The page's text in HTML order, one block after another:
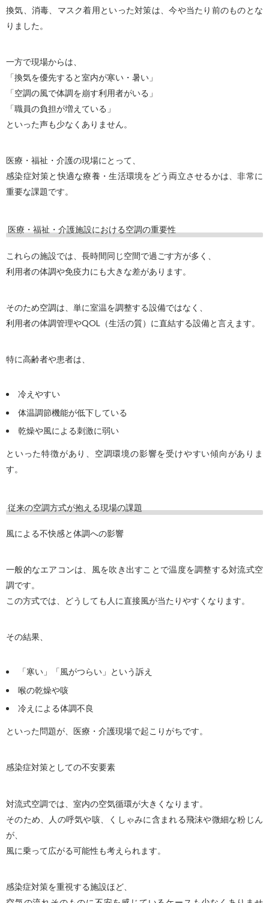
換気、消毒、マスク着用といった対策は、今や当たり前のものとな
りました。
一方で現場からは、
「換気を優先すると室内が寒い・暑い」
「空調の風で体調を崩す利用者がいる」
「職員の負担が増えている」
といった声も少なくありません。
医療・福祉・介護の現場にとって、
感染症対策と快適な療養・生活環境をどう両立させるかは、非常に
重要な課題です。
医療・福祉・介護施設における空調の重要性
これらの施設では、長時間同じ空間で過ごす方が多く、
利用者の体調や免疫力にも大きな差があります。
そのため空調は、単に室温を調整する設備ではなく、
利用者の体調管理やQOL（生活の質）に直結する設備と言えます。
特に高齢者や患者は、
冷えやすい
体温調節機能が低下している
乾燥や風による刺激に弱い
といった特徴があり、空調環境の影響を受けやすい傾向がありま
す。
従来の空調方式が抱える現場の課題
風による不快感と体調への影響
一般的なエアコンは、風を吹き出すことで温度を調整する対流式空
調です。
この方式では、どうしても人に直接風が当たりやすくなります。
その結果、
「寒い」「風がつらい」という訴え
喉の乾燥や咳
冷えによる体調不良
といった問題が、医療・介護現場で起こりがちです。
感染症対策としての不安要素
対流式空調では、室内の空気循環が大きくなります。
そのため、人の呼気や咳、くしゃみに含まれる飛沫や微細な粉じん
が、
風に乗って広がる可能性も考えられます。
感染症対策を重視する施設ほど、